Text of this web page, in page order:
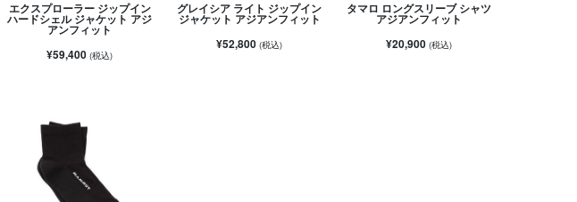
エクスプローラー ジップイン
ハードシェル ジャケット アジ
アンフィット
¥59,400 (税込)
グレイシア ライト ジップイン
ジャケット アジアンフィット
¥52,800 (税込)
タマロ ロングスリーブ シャツ
アジアンフィット
¥20,900 (税込)